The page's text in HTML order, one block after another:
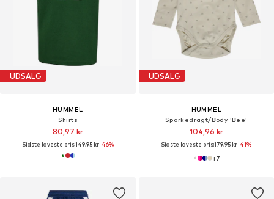
UDSALG
HUMMEL
Shirts
80,97 kr
Sidste laveste pris:149,95 kr-46%
UDSALG
HUMMEL
Sparkedragt/Body 'Bee'
104,96 kr
Sidste laveste pris:179,95 kr-41%
+7